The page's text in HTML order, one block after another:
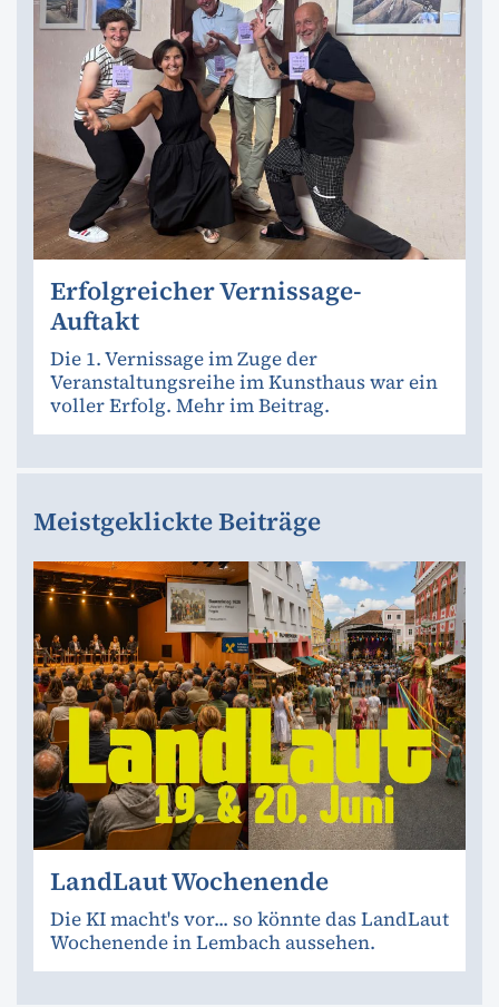
Erfolgreicher Vernissage-
Auftakt
Die 1. Vernissage im Zuge der
Veranstaltungsreihe im Kunsthaus war ein
voller Erfolg. Mehr im Beitrag.
Meistgeklickte Beiträge
LandLaut Wochenende
Die KI macht's vor... so könnte das LandLaut
Wochenende in Lembach aussehen.